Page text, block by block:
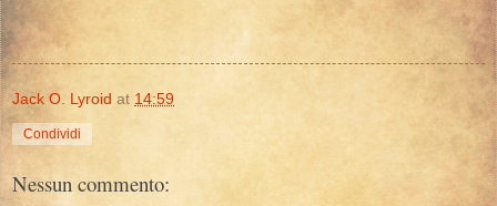
Jack O. Lyroid at 14:59
Condividi
Nessun commento: